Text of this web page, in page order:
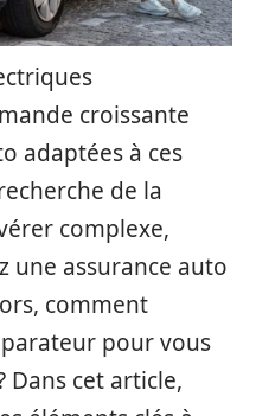
croissante
adaptées à ces
de la
complexe,
une assurance auto
comment
pour vous
Dans cet article,